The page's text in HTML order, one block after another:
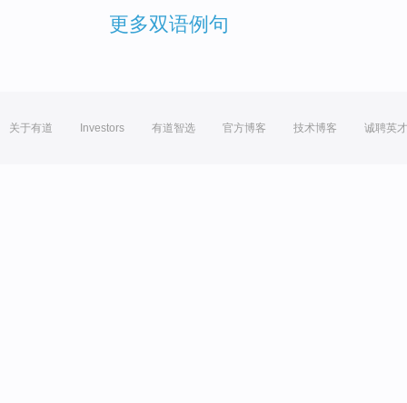
更多双语例句
关于有道 Investors 有道智选 官方博客 技术博客 诚聘英才